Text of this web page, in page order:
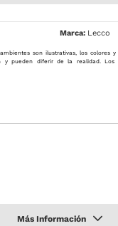
Lecco
son ilustrativas, los colores y
y pueden diferir de la realidad. Los